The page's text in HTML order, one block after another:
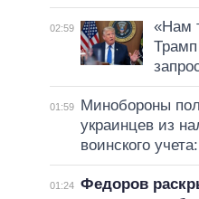
02:59
«Нам
01:59
Минобороны
украинцев из
воинского
01:24 Федоров